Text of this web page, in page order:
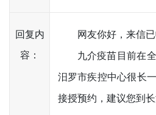
回复内
容：
网友你好，来信
九介疫苗目前在
汨罗市疾控中心很长
接授预约，建议您到长